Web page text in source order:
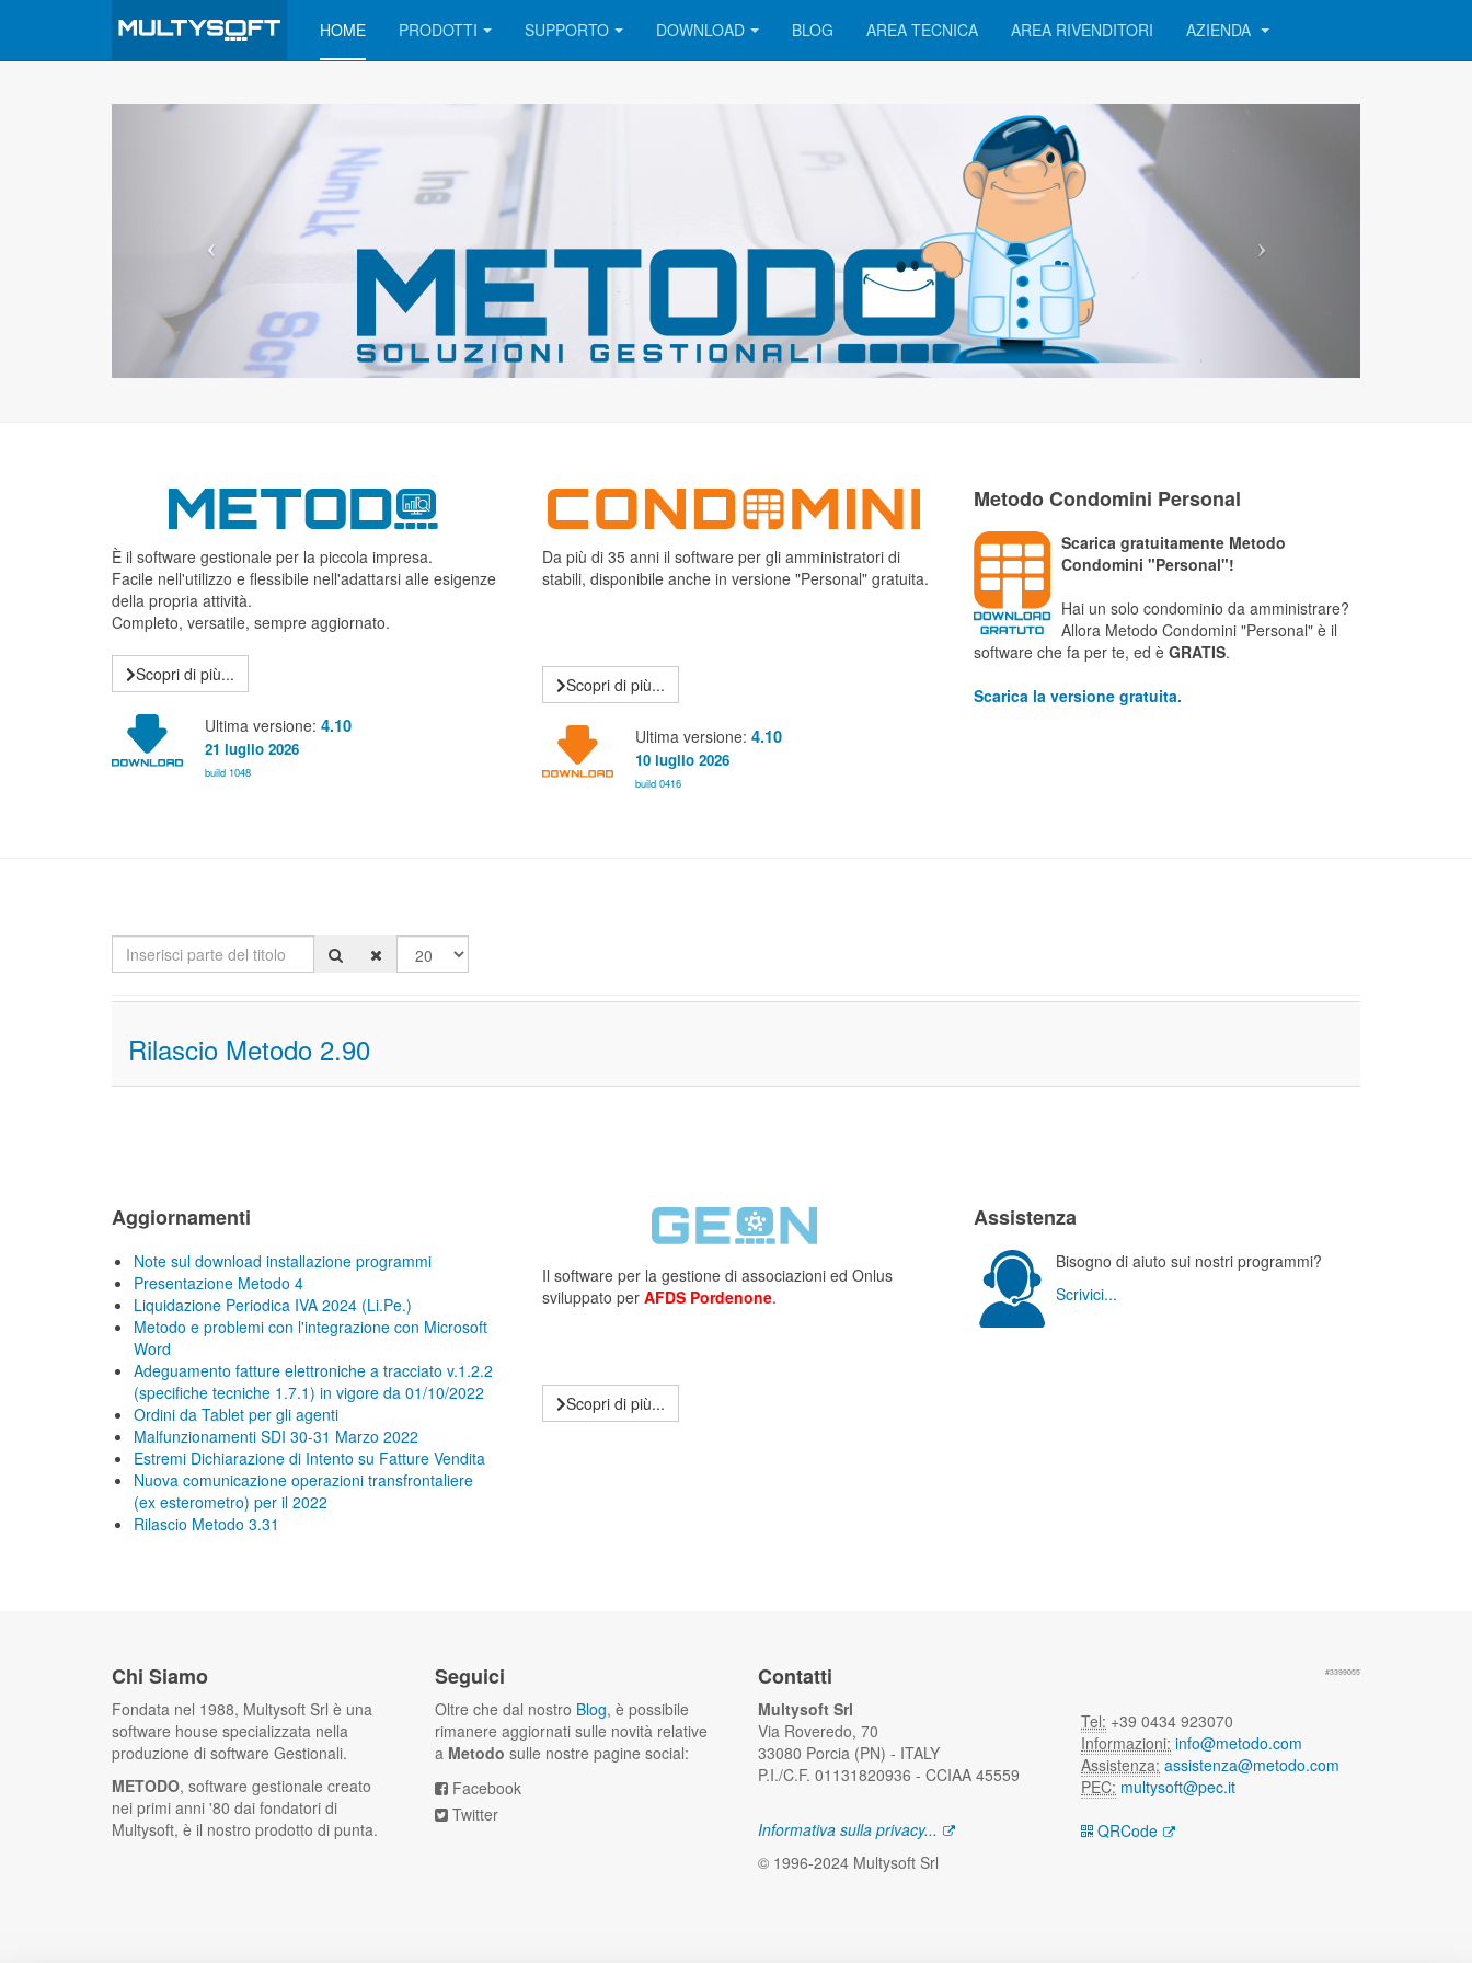
HOME PRODOTTI SUPPORTO DOWNLOAD BLOG AREA TECNICA AREA RIVENDITORI AZIENDA
È il software gestionale per la piccola impresa.
Facile nell'utilizzo e flessibile nell'adattarsi alle esigenze
della propria attività.
Completo, versatile, sempre aggiornato.
Scopri di più...
Ultima versione: 4.10
21 luglio 2026
build 1048
Da più di 35 anni il software per gli amministratori di
stabili, disponibile anche in versione "Personal" gratuita.
Scopri di più...
Ultima versione:4.10
10 luglio 2026
build 0416
Metodo Condomini Personal
Scarica gratuitamente Metodo
Condomini "Personal"!
Hai un solo condominio da amministrare?
Allora Metodo Condomini "Personal" è il
software che fa per te, ed è GRATIS.
Scarica la versione gratuita.
Inserisci parte del titolo Visualizza #
Rilascio Metodo 2.90
Aggiornamenti
Note sul download installazione programmi
Presentazione Metodo 4
Liquidazione Periodica IVA 2024 (Li.Pe.)
Metodo e problemi con l'integrazione con Microsoft
Word
Adeguamento fatture elettroniche a tracciato v.1.2.2
(specifiche tecniche 1.7.1) in vigore da 01/10/2022
Ordini da Tablet per gli agenti
Malfunzionamenti SDI 30-31 Marzo 2022
Estremi Dichiarazione di Intento su Fatture Vendita
Nuova comunicazione operazioni transfrontaliere
(ex esterometro) per il 2022
Rilascio Metodo 3.31
Il software per la gestione di associazioni ed Onlus
sviluppato perAFDS Pordenone.
Scopri di più...
Assistenza
Bisogno di aiuto sui nostri programmi?
Scrivici...
Chi Siamo
Fondata nel 1988, Multysoft Srl è una
software house specializzata nella
produzione di software Gestionali.
METODO, software gestionale creato
nei primi anni '80 dai fondatori di
Multysoft, è il nostro prodotto di punta.
Seguici
Oltre che dal nostro Blog, è possibile
rimanere aggiornati sulle novità relative
a Metodo sulle nostre pagine social:
Facebook
Twitter
Contatti
Multysoft Srl
Via Roveredo, 70
33080 Porcia (PN) - ITALY
P.I./C.F. 01131820936 - CCIAA 45559
Informativa sulla privacy...
© 1996-2024 Multysoft Srl
#3399055
Tel: +39 0434 923070
Informazioni: info@metodo.com
Assistenza: assistenza@metodo.com
PEC: multysoft@pec.it
QRCode